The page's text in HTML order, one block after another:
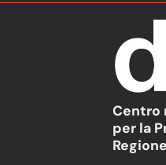
Centro
per la